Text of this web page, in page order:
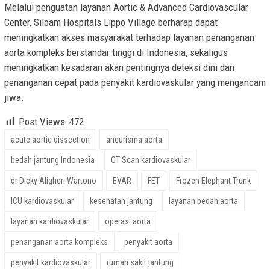
Melalui penguatan layanan Aortic & Advanced Cardiovascular
Center, Siloam Hospitals Lippo Village berharap dapat
meningkatkan akses masyarakat terhadap layanan penanganan
aorta kompleks berstandar tinggi di Indonesia, sekaligus
meningkatkan kesadaran akan pentingnya deteksi dini dan
penanganan cepat pada penyakit kardiovaskular yang mengancam
jiwa.
Post Views: 472
acute aortic dissection aneurisma aorta
bedah jantung Indonesia CT Scan kardiovaskular
dr Dicky Aligheri Wartono EVAR FET Frozen Elephant Trunk
ICU kardiovaskular kesehatan jantung layanan bedah aorta
layanan kardiovaskular operasi aorta
penanganan aorta kompleks penyakit aorta
penyakit kardiovaskular rumah sakit jantung